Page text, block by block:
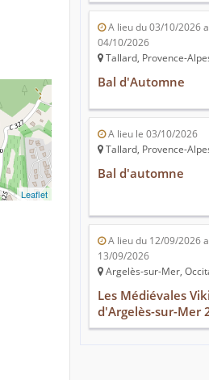
Leaflet
A lieu du 03/10/2026
04/10/2026
Tallard, Provence-
Bal d'Automne
A lieu le 03/10/2026
Tallard, Provence-
Bal d'automne
A lieu du 12/09/2026
13/09/2026
Argelès-sur-Mer,
Les Médiévales
d'Argelès-sur-Mer